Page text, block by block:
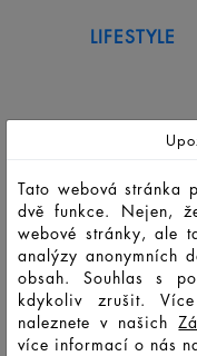
LIFESTYLE
Tato webová stránka
dvě funkce. Nejen,
webové stránky, ale
analýzy anonymních
obsah. Souhlas s
kdykoliv zrušit.
naleznete v našich
více informací o nás